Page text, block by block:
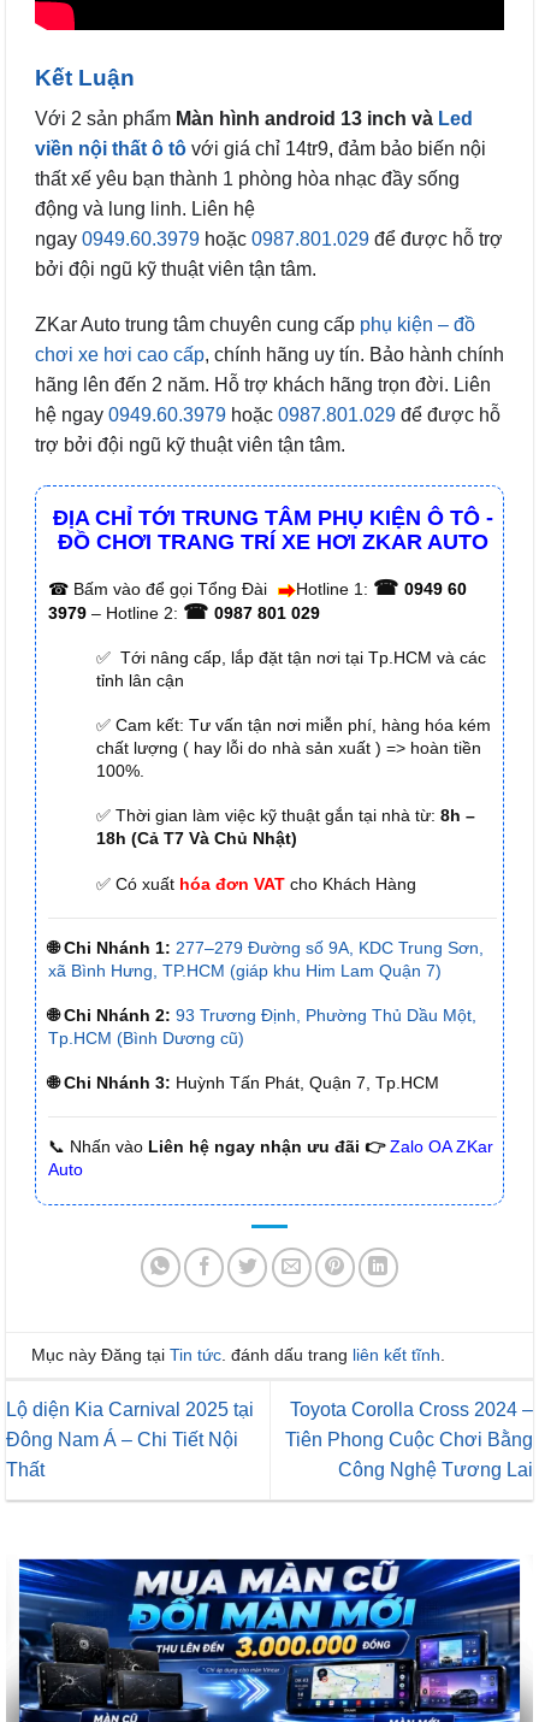
Kết Luận
Với 2 sản phẩm Màn hình android 13 inch và Led
viền nội thất ô tô với giá chỉ 14tr9, đảm bảo biến nội
thất xế yêu bạn thành 1 phòng hòa nhạc đầy sống
động và lung linh. Liên hệ
ngay 0949.60.3979 hoặc 0987.801.029 để được hỗ trợ
bởi đội ngũ kỹ thuật viên tận tâm.
ZKar Auto trung tâm chuyên cung cấp phụ kiện – đồ
chơi xe hơi cao cấp, chính hãng uy tín. Bảo hành chính
hãng lên đến 2 năm. Hỗ trợ khách hãng trọn đời. Liên
hệ ngay 0949.60.3979 hoặc 0987.801.029 để được hỗ
trợ bởi đội ngũ kỹ thuật viên tận tâm.
ĐỊA CHỈ TỚI TRUNG TÂM PHỤ KIỆN Ô TÔ -
ĐỒ CHƠI TRANG TRÍ XE HƠI ZKAR AUTO
☎ Bấm vào để gọi Tổng Đài Hotline 1: ☎ 0949 60
3979 – Hotline 2: ☎ 0987 801 029
✅ Tới nâng cấp, lắp đặt tận nơi tại Tp.HCM và các
tỉnh lân cận
✅ Cam kết: Tư vấn tận nơi miễn phí, hàng hóa kém
chất lượng ( hay lỗi do nhà sản xuất ) => hoàn tiền
100%.
✅ Thời gian làm việc kỹ thuật gắn tại nhà từ: 8h –
18h (Cả T7 Và Chủ Nhật)
✅ Có xuất hóa đơn VAT cho Khách Hàng
🌐 Chi Nhánh 1: 277–279 Đường số 9A, KDC Trung Sơn,
xã Bình Hưng, TP.HCM (giáp khu Him Lam Quận 7)
🌐 Chi Nhánh 2: 93 Trương Định, Phường Thủ Dầu Một,
Tp.HCM (Bình Dương cũ)
🌐 Chi Nhánh 3: Huỳnh Tấn Phát, Quận 7, Tp.HCM
📞 Nhấn vào Liên hệ ngay nhận ưu đãi 👉 Zalo OA ZKar
Auto
Mục này Đăng tại Tin tức . đánh dấu trang liên kết tĩnh
Lộ diện Kia Carnival 2025 tại
Đông Nam Á – Chi Tiết Nội
Thất
Toyota Corolla Cross 2024 –
Tiên Phong Cuộc Chơi Bằng
Công Nghệ Tương Lai